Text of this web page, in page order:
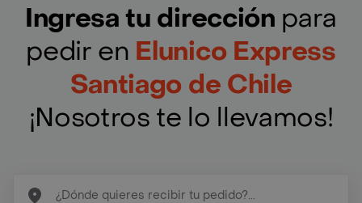
Ingresa tu dirección para
pedir en Elunico Express
Santiago de Chile
¡Nosotros te lo llevamos!